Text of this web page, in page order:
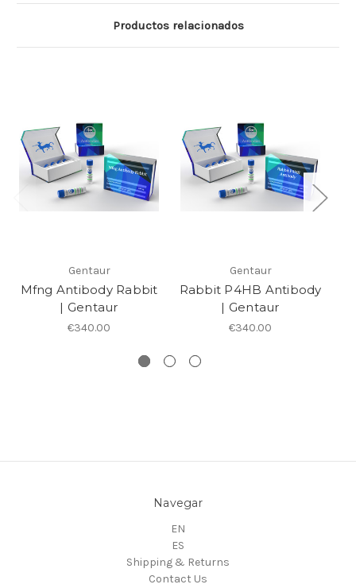
Productos relacionados
Gentaur
Mfng Antibody Rabbit
| Gentaur
€340.00
Gentaur
Rabbit P4HB Antibody
| Gentaur
€340.00
Navegar
EN
ES
Shipping & Returns
Contact Us